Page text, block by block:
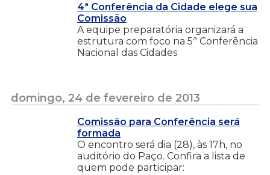
4ª Conferência da Cidade elege sua
Comissão
A equipe preparatória organizará a
estrutura com foco na 5ª Conferência
Nacional das Cidades
domingo, 24 de fevereiro de 2013
Comissão para Conferência será
formada
O encontro será dia (28), às 17h, no
auditório do Paço. Confira a lista de
quem pode participar: